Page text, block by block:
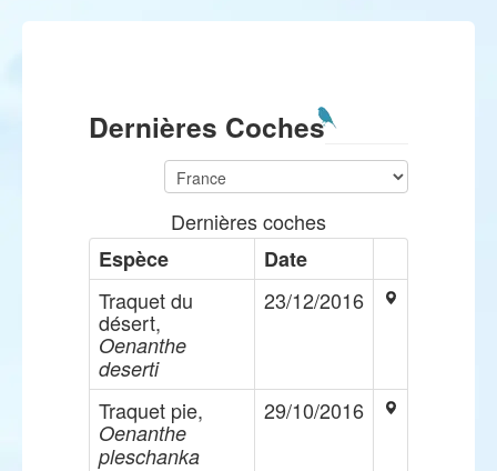
Dernières Coches
Dernières coches
Espèce
Date
Traquet du
désert,
Oenanthe
deserti
23/12/2016
Traquet pie,
Oenanthe
pleschanka
29/10/2016